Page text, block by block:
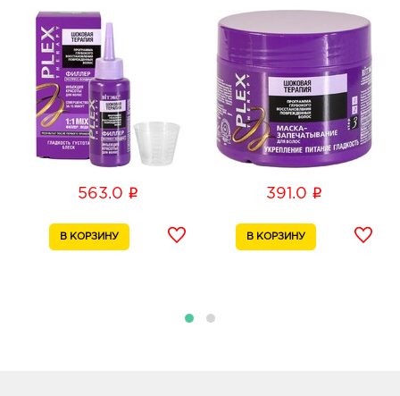
График работы:
10:00 - 22:00
Воронеж Атмосфера: 452.0 руб.
394018, Воронежская обл, г Воронеж, ул
Фридриха Энгельса, д. 64А
График работы:10:00 - 21:00
394033, Воронежская обл, г Воронеж, пр-кт
График работы: 10:00 - 22:00
Солнечный, ул Парковая, д. 3
563.0 i 391.0 i